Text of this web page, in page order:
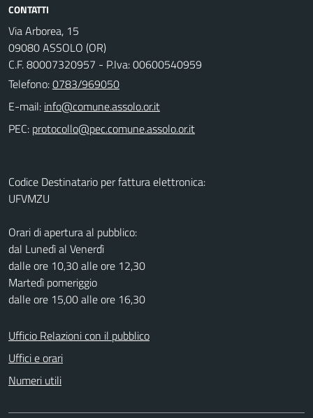
CONTATTI
Via Arborea, 15
09080 ASSOLO (OR)
C.F. 80007320957 - P.Iva: 00600540959
Telefono:0783/969050
E-mail:
PEC:
Codice Destinatario per fattura elettronica:
UFVMZU
Orari di apertura al pubblico:
dal Lunedì al Venerdì
dalle ore 10,30 alle ore 12,30
Martedì pomeriggio
dalle ore 15,00 alle ore 16,30
Ufficio Relazioni con il pubblico
Uffici e orari
Numeri utili